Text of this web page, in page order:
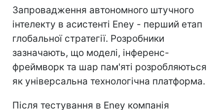
Запровадження автономного штучного
інтелекту в асистенті Eney - перший етап
глобальної стратегії. Розробники
зазначають, що моделі, інференс-
фреймворк та шар пам'яті розробляються
як універсальна технологічна платформа.
Після тестування в Eney компанія